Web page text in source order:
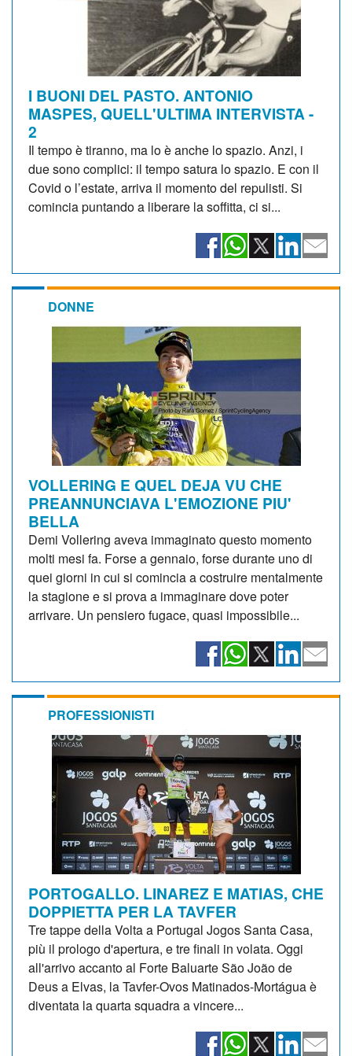
I BUONI DEL PASTO. ANTONIO
MASPES, QUELL'ULTIMA INTERVISTA -
2
Il tempo è tiranno, ma lo è anche lo spazio. Anzi, i
due sono complici: il tempo satura lo spazio. E con il
Covid o l’estate, arriva il momento del repulisti. Si
comincia puntando a liberare la soffitta, ci si...
DONNE
VOLLERING E QUEL DEJA VU CHE
PREANNUNCIAVA L'EMOZIONE PIU'
BELLA
Demi Vollering aveva immaginato questo momento
molti mesi fa. Forse a gennaio, forse durante uno di
quei giorni in cui si comincia a costruire mentalmente
la stagione e si prova a immaginare dove poter
arrivare. Un pensiero fugace, quasi impossibile...
PROFESSIONISTI
PORTOGALLO. LINAREZ E MATIAS, CHE
DOPPIETTA PER LA TAVFER
Tre tappe della Volta a Portugal Jogos Santa Casa,
più il prologo d'apertura, e tre finali in volata. Oggi
all'arrivo accanto al Forte Baluarte São João de
Deus a Elvas, la Tavfer-Ovos Matinados-Mortágua è
diventata la quarta squadra a vincere...